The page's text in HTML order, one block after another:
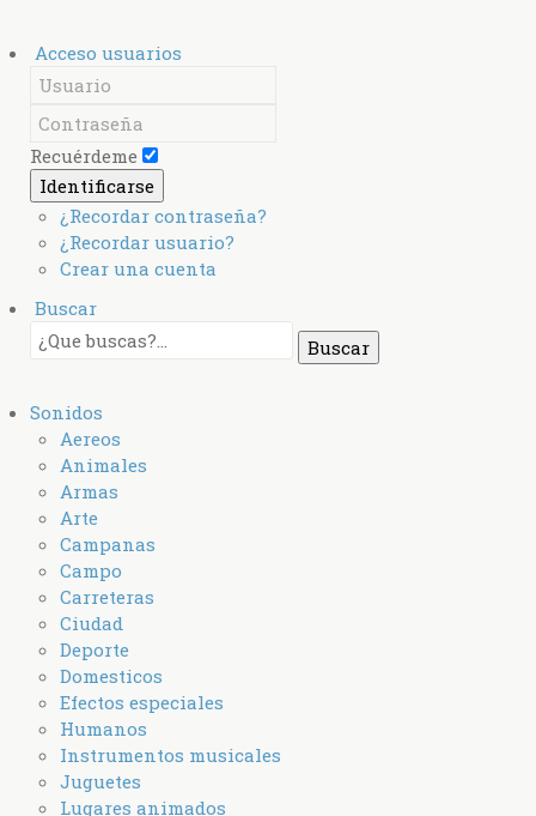
Acceso usuarios
Recuérdeme
Identificarse
¿Recordar contraseña?
¿Recordar usuario?
Crear una cuenta
Buscar
Sonidos
Aereos
Animales
Armas
Arte
Campanas
Campo
Carreteras
Ciudad
Deporte
Domesticos
Efectos especiales
Humanos
Instrumentos musicales
Juguetes
Lugares animados